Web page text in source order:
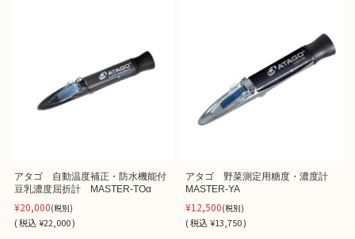
アタゴ 自動温度補正・防水機能付
豆乳濃度屈折計 MASTER-TOα
¥20,000(税別)
(税込¥22,000 )
アタゴ 野菜測定用糖度・濃度計
MASTER-YA
¥12,500(税別)
(税込 ¥13,750 )